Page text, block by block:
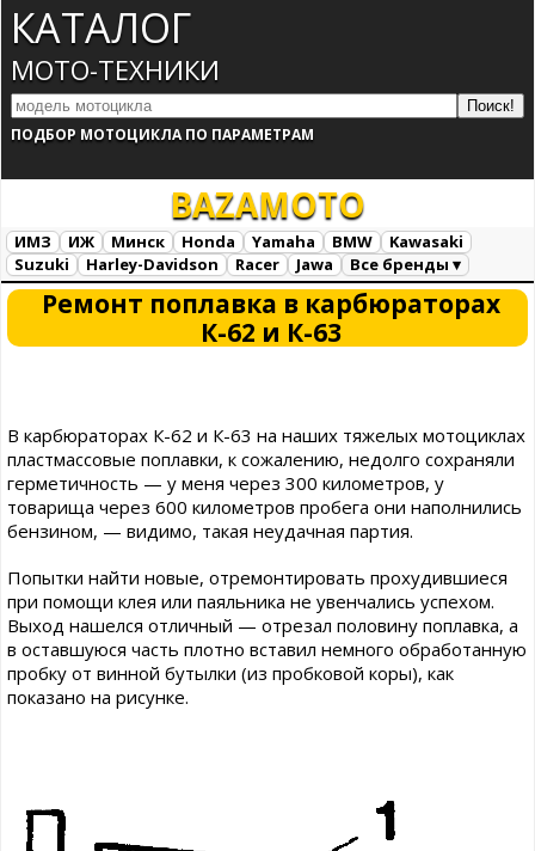
КАТАЛОГ
МОТО-ТЕХНИКИ
ПОДБОР МОТОЦИКЛА ПО ПАРАМЕТРАМ
BAZAMOTO
ИМЗ ИЖ Минск Honda Yamaha BMW
Kawasaki
Suzuki
Harley-Davidson Racer Jawa
Все бренды ▾
Все марки
Загрузка...
Ремонт поплавка в карбюраторах
К-62 и К-63
В карбюраторах К-62 и К-63 на наших тяжелых мотоциклах
пластмассовые поплавки, к сожалению, недолго сохраняли
герметичность — у меня через 300 километров, у
товарища через 600 километров пробега они наполнились
бензином, — видимо, такая неудачная партия.
Попытки найти новые, отремонтировать прохудившиеся
при помощи клея или паяльника не увенчались успехом.
Выход нашелся отличный — отрезал половину поплавка, а
в оставшуюся часть плотно вставил немного обработанную
пробку от винной бутылки (из пробковой коры), как
показано на рисунке.